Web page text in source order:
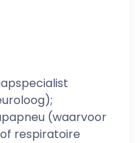
(waarvoor
respiratoire